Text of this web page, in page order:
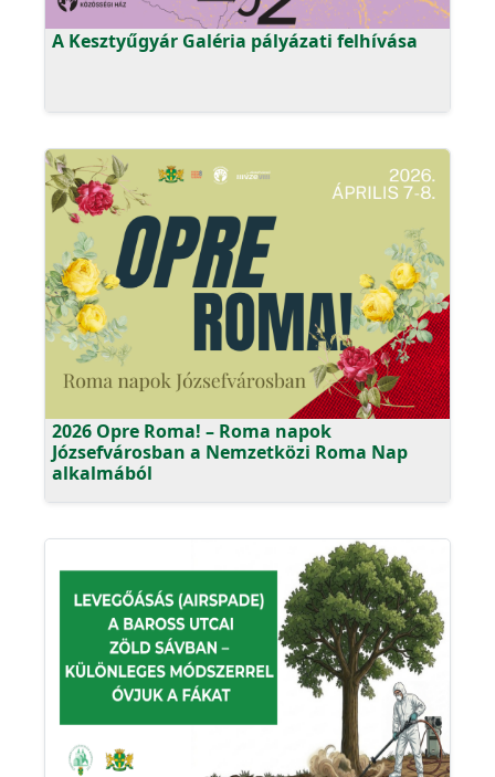
A Kesztyűgyár Galéria pályázati felhívása
2026 Opre Roma! – Roma napok
Józsefvárosban a Nemzetközi Roma Nap
alkalmából